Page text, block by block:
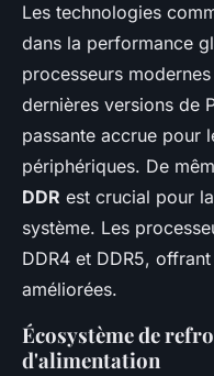
Les technologies
dans la performance
processeurs
dernières versions de
passante accrue pour
périphériques. De
DDR est crucial pour
système. Les
DDR4 et DDR5,
améliorées.
Écosystème de
d'alimentation